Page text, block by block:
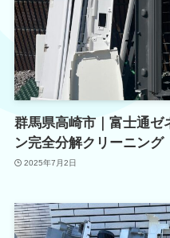
群馬県高崎市｜富士通ゼ
ン完全分解クリーニング
2025年7月2日